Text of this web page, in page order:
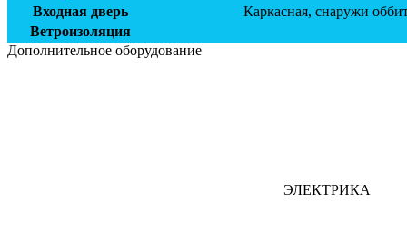
Входная дверь
Каркасная, снаружи
Ветроизоляция
Дополнительное оборудование
ЭЛЕКТРИКА